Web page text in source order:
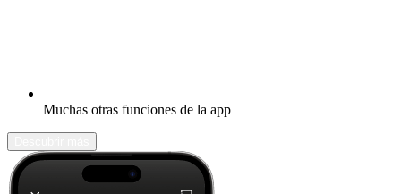
Muchas otras funciones de la app